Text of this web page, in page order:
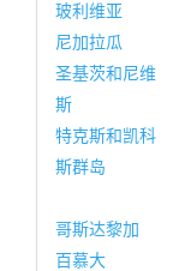
玻利维亚
尼加拉瓜
圣基茨和尼维
斯
特克斯和凯科
斯群岛
哥斯达黎加
百慕大